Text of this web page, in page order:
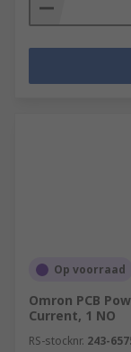
Op voorraad
Omron PCB
Current, 1 NO
RS-stocknr. 243-